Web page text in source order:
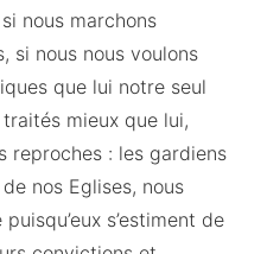
nous marchons
si nous nous voulons
que lui notre seul
mieux que lui,
reproches : les gardiens
nos Eglises, nous
s’estiment de